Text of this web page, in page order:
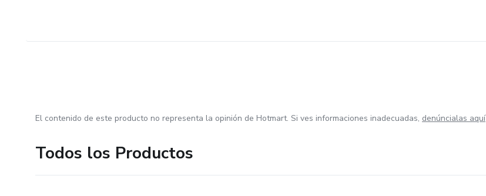
El contenido de este producto no representa la opinión de Hotmart. Si ves informaciones inadecuadas, denúncialas aquí
Todos los Productos